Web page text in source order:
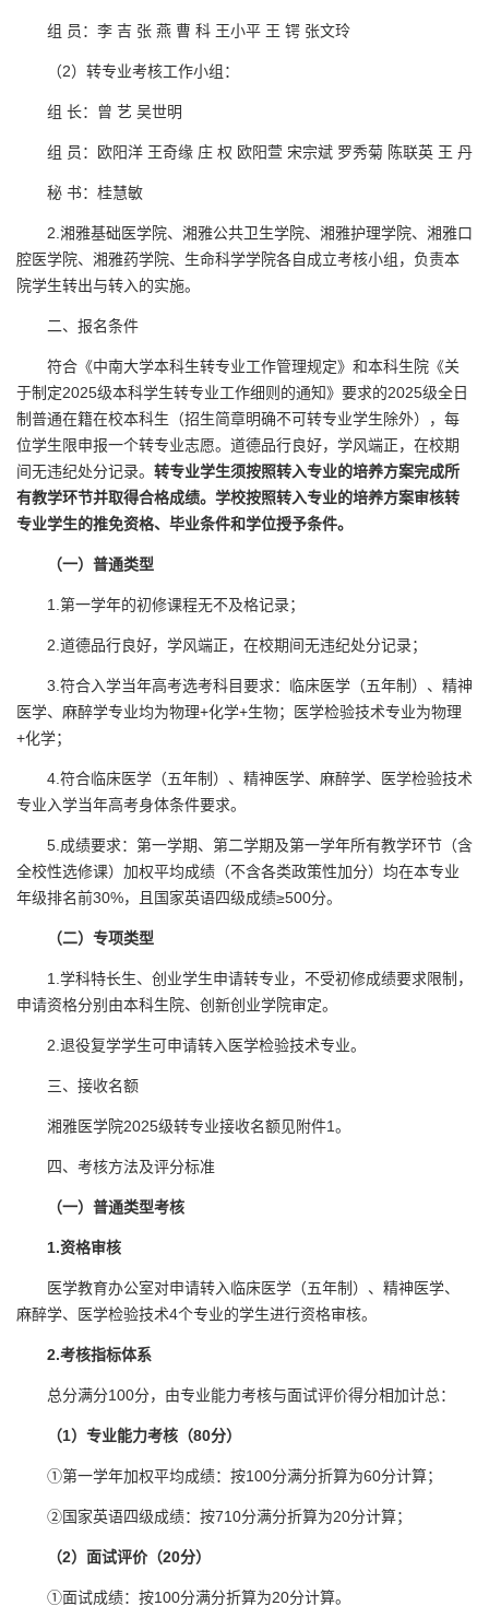
组 员：李 吉 张 燕 曹 科 王小平 王 锷 张文玲
（2）转专业考核工作小组：
组 长：曾 艺 吴世明
组 员：欧阳洋 王奇缘 庄 权 欧阳萱 宋宗斌 罗秀菊 陈联英 王 丹
秘 书：桂慧敏
2.湘雅基础医学院、湘雅公共卫生学院、湘雅护理学院、湘雅口
腔医学院、湘雅药学院、生命科学学院各自成立考核小组，负责本
院学生转出与转入的实施。
二、报名条件
符合《中南大学本科生转专业工作管理规定》和本科生院《关
于制定2025级本科学生转专业工作细则的通知》要求的2025级全日
制普通在籍在校本科生（招生简章明确不可转专业学生除外），每
位学生限申报一个转专业志愿。道德品行良好，学风端正，在校期
间无违纪处分记录。 转专业学生须按照转入专业的培养方案完成所
有教学环节并取得合格成绩。学校按照转入专业的培养方案审核转
专业学生的推免资格、 毕业条件和学位授予条件。
（一）普通类型
1.第一学年的初修课程无不及格记录；
2.道德品行良好，学风端正，在校期间无违纪处分记录；
3.符合入学当年高考选考科目要求：临床医学（五年制）、精神
医学、麻醉学专业均为物理+化学+生物；医学检验技术专业为物理
+化学；
4.符合临床医学（五年制）、精神医学、麻醉学、医学检验技术
专业入学当年高考身体条件要求。
5.成绩要求：第一学期、第二学期及第一学年所有教学环节（含
全校性选修课）加权平均成绩（不含各类政策性加分）均在本专业
年级排名前30%，且国家英语四级成绩≥500分。
（二）专项类型
1.学科特长生、创业学生申请转专业，不受初修成绩要求限制，
申请资格分别由本科生院、创新创业学院审定。
2.退役复学学生可申请转入医学检验技术专业。
三、接收名额
湘雅医学院2025级转专业接收名额见附件1。
四、考核方法及评分标准
（一）普通类型考核
1.资格审核
医学教育办公室对申请转入临床医学（五年制）、精神医学、
麻醉学、医学检验技术4个专业的学生进行资格审核。
2.考核指标体系
总分满分100分，由专业能力考核与面试评价得分相加计总：
（1）专业能力考核（80分）
①第一学年加权平均成绩：按100分满分折算为60分计算；
②国家英语四级成绩：按710分满分折算为20分计算；
（2）面试评价（20分）
①面试成绩：按100分满分折算为20分计算。